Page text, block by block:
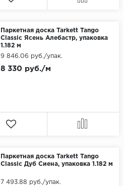
Паркетная доска Tarkett Tango
Classic Ясень Алебастр, упаковка
1.182 м
8 330 руб./м
9 846.06 руб./упак.
Паркетная доска Tarkett Tango
Classic Дуб Сиена, упаковка 1.182 м
7 493.88 руб./упак.